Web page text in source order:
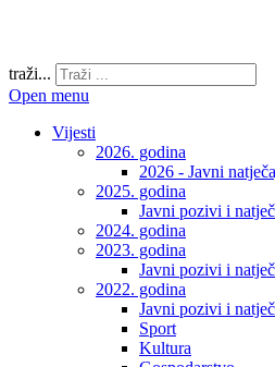
traži...
Open menu
Vijesti
2026. godina
2026 - Javni
2025. godina
Javni pozivi i
2024. godina
2023. godina
Javni pozivi i
2022. godina
Javni pozivi i
Sport
Kultura